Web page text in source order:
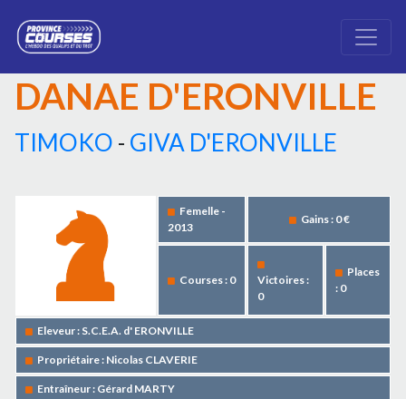
DANAE D'ERONVILLE
TIMOKO - GIVA D'ERONVILLE
Femelle -
2013
Gains : 0 €
Courses : 0
Victoires :
0
Places
: 0
Eleveur : S.C.E.A. d' ERONVILLE
Propriétaire : Nicolas CLAVERIE
Entraîneur : Gérard MARTY